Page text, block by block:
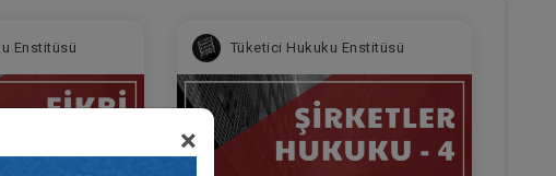
×
Enstitüsü Tüketici Hukuku Enstitüsü